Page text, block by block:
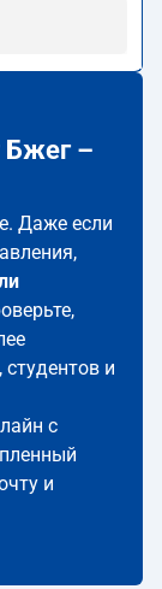
Бжег –
Даже если
и
с
и